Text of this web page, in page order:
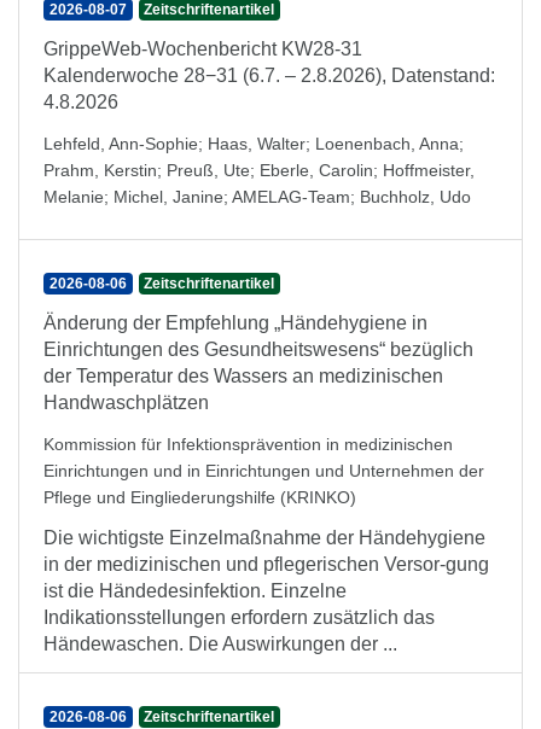
2026-08-07 Zeitschriftenartikel
GrippeWeb-Wochenbericht KW28-31
Kalenderwoche 28−31 (6.7. – 2.8.2026), Datenstand:
4.8.2026
Lehfeld, Ann-Sophie; Haas, Walter; Loenenbach, Anna;
Prahm, Kerstin; Preuß, Ute; Eberle, Carolin; Hoffmeister,
Melanie; Michel, Janine; AMELAG-Team; Buchholz, Udo
2026-08-06 Zeitschriftenartikel
Änderung der Empfehlung „Händehygiene in
Einrichtungen des Gesundheitswesens“ bezüglich
der Temperatur des Wassers an medizinischen
Handwaschplätzen
Kommission für Infektionsprävention in medizinischen
Einrichtungen und in Einrichtungen und Unternehmen der
Pflege und Eingliederungshilfe (KRINKO)
Die wichtigste Einzelmaßnahme der Händehygiene
in der medizinischen und pflegerischen Versor-gung
ist die Händedesinfektion. Einzelne
Indikationsstellungen erfordern zusätzlich das
Händewaschen. Die Auswirkungen der ...
2026-08-06 Zeitschriftenartikel